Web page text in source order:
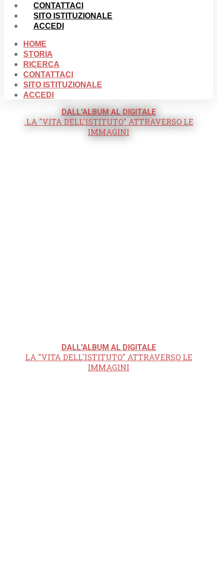
CONTATTACI
SITO ISTITUZIONALE
ACCEDI
HOME
STORIA
RICERCA
CONTATTACI
SITO ISTITUZIONALE
ACCEDI
DALL'ALBUM AL DIGITALE
.LA "VITA DELL'ISTITUTO" ATTRAVERSO LE
IMMAGINI
DALL'ALBUM AL DIGITALE
LA "VITA DELL'ISTITUTO" ATTRAVERSO LE
IMMAGINI